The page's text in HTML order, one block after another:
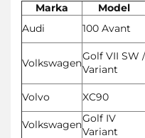
Marka
Model
Audi
100 Avant
Volkswagen
Golf VII SW /
Variant
Volvo
XC90
VolkswagenGolf IV
Variant